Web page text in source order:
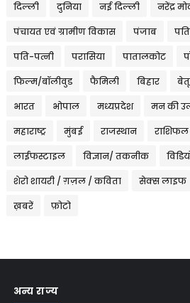
दिल्ली दुनिया नई दिल्ली नरेंद्र
पंचायत एवं ग्रामीण विकास पंजाब
पति-पत्नी परासिया पातालकोट
फिल्म/बॉलीवुड फैमिली बिहार
भारत भोपाल मध्यप्रदेश मन की
महाराष्ट्र मुंबई राजस्थान राशिफल
लाईफस्टाइल विज्ञान/ तकनीक
शेरो शायरी / ग़ज़ल / कविता सेक्स लाइफ
ख़बरें फ़ोटो
अन्य राज्य